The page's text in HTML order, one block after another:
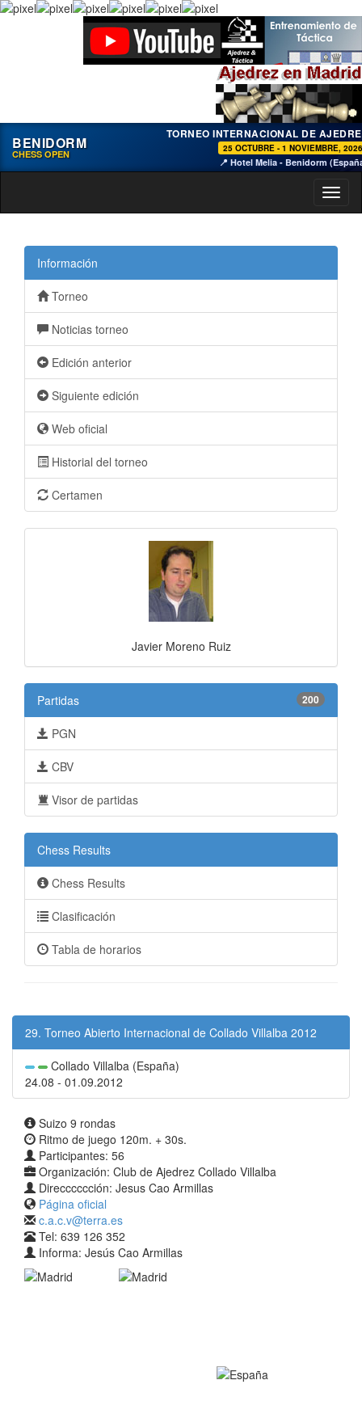
BENIDORM
CHESS OPEN
TORNEO INTERNACIONAL DE
25 OCTUBRE - 1 NOVIEMBRE, 2026
📍 Hotel Melia - Benidorm
Información
Torneo
Noticias torneo
Edición anterior
Siguiente edición
Web oficial
Historial del torneo
Certamen
Javier Moreno Ruiz
Partidas 200
PGN
CBV
Visor de partidas
Chess Results
Chess Results
Clasificación
Tabla de horarios
29. Torneo Abierto Internacional de Collado Villalba 2012
Collado Villalba (España)
24.08 - 01.09.2012
Suizo 9 rondas
Ritmo de juego 120m. + 30s.
Participantes: 56
Organización: Club de Ajedrez Collado Villalba
Direcccccción: Jesus Cao Armillas
Página oficial
c.a.c.v@terra.es
Tel: 639 126 352
Informa: Jesús Cao Armillas